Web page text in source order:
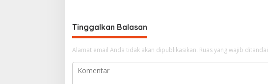
a
s
i
p
Tinggalkan Balasan
Alamat email Anda tidak akan dipublikasikan. Ruas yang wajib ditandai